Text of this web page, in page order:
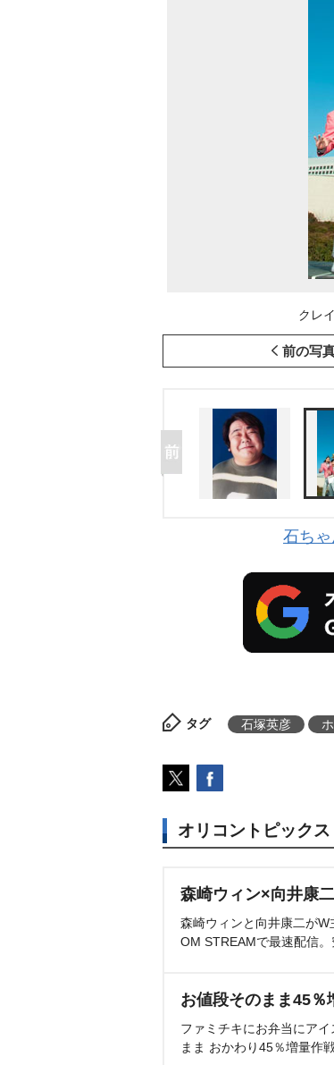
クレ
前の写
石ち
タグ 石塚英彦
オリコントピックス
森崎ウィン×向井康
森崎ウィンと向井康二が
OM STREAMで最速配信。
お値段そのまま45％
ファミチキにお弁当にア
まま おかわり45％増量作